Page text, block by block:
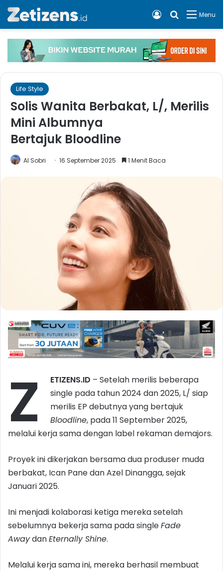
Menu
Cari apa,
Log In
Life Style
Solis Wanita Berbakat, L/, Merilis
Mini Albumnya
Bertajuk Bloodline
Al Sobri 16 September 2025 1 Menit Baca
Z ETIZENS.ID – Setelah merilis beberapa
single pada tahun 2024 dan 2025, L/ siap
merilis EP debutnya yang bertajuk
Bloodline, pada 11 September 2025,
melalui kerja sama dengan label rekaman demajors.
Proyek ini dikerjakan bersama dua produser muda
berbakat, Ican Pane dan Azel Dinangga, sejak
Januari 2025.
Ini menjadi kolaborasi ketiga mereka setelah
sebelumnya bekerja sama pada singleFade
AwaydanEternally Shine.
Melalui kerja sama ini, mereka berhasil membuat